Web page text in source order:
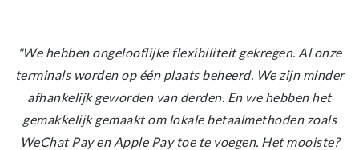
"We hebben ongelooflijke flexibiliteit gekregen. Al onze
terminals worden op één plaats beheerd. We zijn minder
afhankelijk geworden van derden. En we hebben het
gemakkelijk gemaakt om lokale betaalmethoden zoals
WeChat Pay en Apple Pay toe te voegen. Het mooiste?